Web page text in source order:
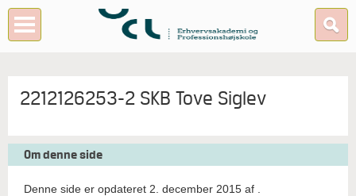
2212126253-2 SKB Tove Siglev
Om denne side
Denne side er opdateret 2. december 2015 af